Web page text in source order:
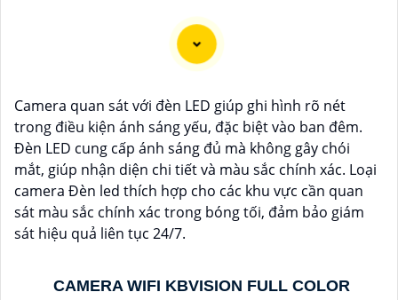
thông minh mới được trang bị công nghệ TiOC
(Thermal Imaging for Object Classification). Được thiết
kế để cung cấp hình ảnh sắt nét và chất lượng cao
trong mọi điều kiện ánh sáng, camera TiOC là sự lựa
chọn lý tưởng để bảo vệ ngôi nhà hay doanh nghiệp
của bạn.
Với công nghệ TiOC, camera có khả năng phân biệt rõ
việc báo động giả và gửi cảnh báo khi phát hiện sự
Camera quan sát với đèn LED giúp ghi hình rõ nét
trong điều kiện ánh sáng yếu, đặc biệt vào ban đêm.
Đèn LED cung cấp ánh sáng đủ mà không gây chói
mắt, giúp nhận diện chi tiết và màu sắc chính xác. Loại
camera Đèn led thích hợp cho các khu vực cần quan
sát màu sắc chính xác trong bóng tối, đảm bảo giám
sát hiệu quả liên tục 24/7.
CAMERA WIFI KBVISION FULL COLOR